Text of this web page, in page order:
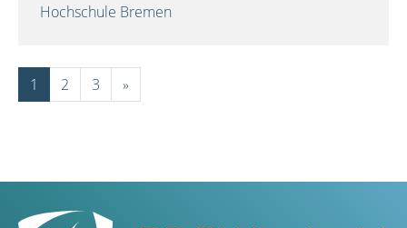
Hochschule Bremen
1 2 3 »